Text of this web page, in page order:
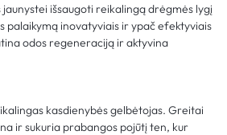
išsaugoti reikalingą drėgmės lygį
palaikymą inovatyviais ir ypač efektyviais
odos regeneraciją ir aktyvina
kasdienybės gelbėtojas. Greitai
ir sukuria prabangos pojūtį ten, kur